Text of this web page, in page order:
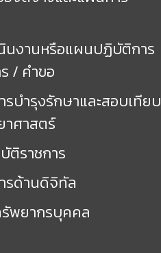
นงานหรือแผนปฏิบัติการ
/ คำขอ
บำรุงรักษาและสอบเทียบ
าศาสตร์
ติราชการ
ด้านดิจิทัล
พยากรบุคคล